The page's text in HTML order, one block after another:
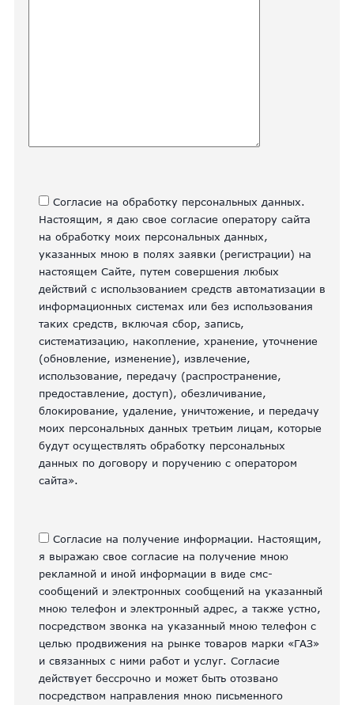
Согласие на обработку персональных данных.
Настоящим, я даю свое согласие оператору сайта
на обработку моих персональных данных,
указанных мною в полях заявки (регистрации) на
настоящем Сайте, путем совершения любых
действий с использованием средств автоматизации в
информационных системах или без использования
таких средств, включая сбор, запись,
систематизацию, накопление, хранение, уточнение
(обновление, изменение), извлечение,
использование, передачу (распространение,
предоставление, доступ), обезличивание,
блокирование, удаление, уничтожение, и передачу
моих персональных данных третьим лицам, которые
будут осуществлять обработку персональных
данных по договору и поручению с оператором
сайта».
Согласие на получение информации. Настоящим,
я выражаю свое согласие на получение мною
рекламной и иной информации в виде смс-
сообщений и электронных сообщений на указанный
мною телефон и электронный адрес, а также устно,
посредством звонка на указанный мною телефон с
целью продвижения на рынке товаров марки «ГАЗ»
и связанных с ними работ и услуг. Согласие
действует бессрочно и может быть отозвано
посредством направления мною письменного